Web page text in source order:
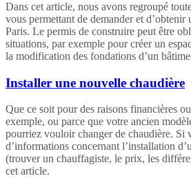
Dans cet article, nous avons regroupé
vous permettant de demander et d’obtenir
Paris. Le permis de construire peut être
situations, par exemple pour créer un
la modification des fondations d’un
Installer une nouvelle chaudière
Que ce soit pour des raisons financières
exemple, ou parce que votre ancien
pourriez vouloir changer de chaudière. Si
d’informations concernant l’installation
(trouver un chauffagiste, le prix, les
cet article.